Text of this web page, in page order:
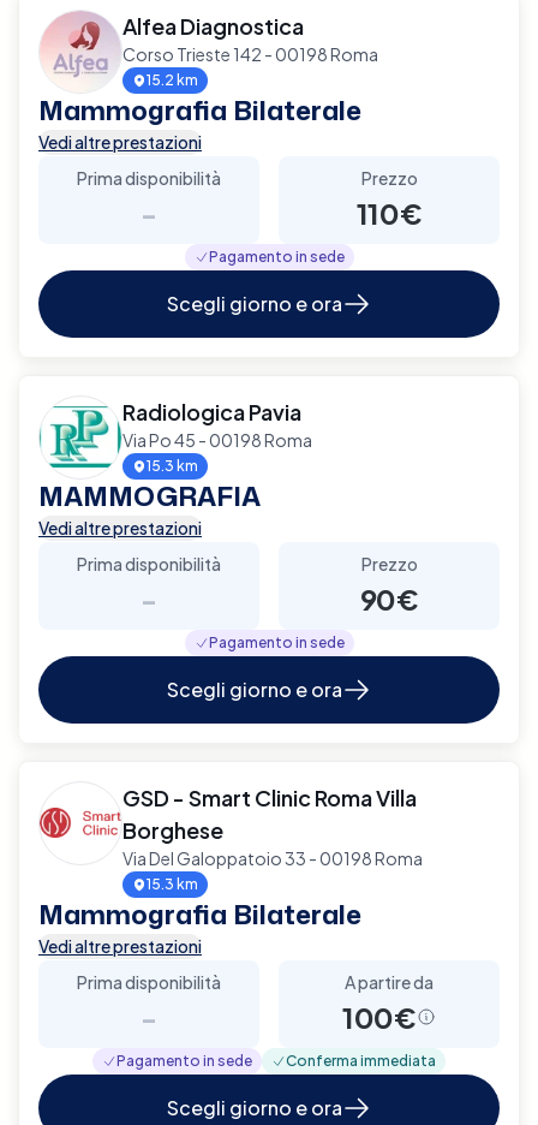
Alfea Diagnostica
Corso Trieste 142 - 00198 Roma
15.2 km
Mammografia Bilaterale
Vedi altre prestazioni
Prima disponibilità
-
Prezzo
110€
Pagamento in sede
Scegli giorno e ora
Radiologica Pavia
Via Po 45 - 00198 Roma
15.3 km
MAMMOGRAFIA
Vedi altre prestazioni
Prima disponibilità
-
Prezzo
90€
Pagamento in sede
Scegli giorno e ora
GSD - Smart Clinic Roma Villa
Borghese
Via Del Galoppatoio 33 - 00198 Roma
15.3 km
Mammografia Bilaterale
Vedi altre prestazioni
Prima disponibilità
-
A partire da
100€
Pagamento in sede Conferma immediata
Scegli giorno e ora